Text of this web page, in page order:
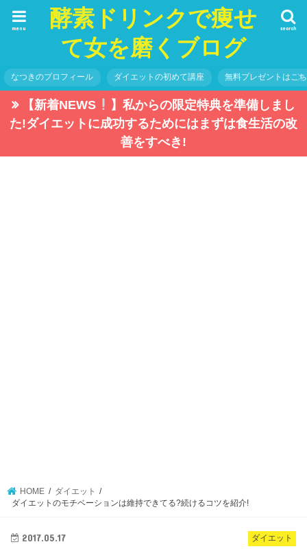
酵素ドリンクで痩せ
て女を磨くブログ
search
menu
なつきのプロフィール ダイエットの初めて講座 無料プレゼントはこ
【新着NEWS
】私からの限定特典を準備しまし
た!ダイエットに成功するためにはまずは食生活の改
善をすべき!
HOME
ダイエット
ダイエットのモチベーションは維持できてる?続けるコツを紹介!
ダイエット
2017.05.17